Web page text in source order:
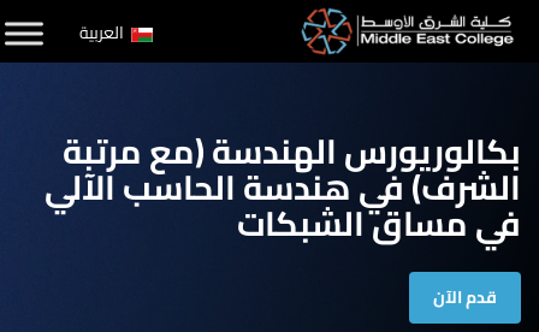
التخطي
العربية
بكالوريورس الهندسة (مع مرتبة
الشرف) في هندسة الحاسب الآلي
في مساق الشبكات
قدم الآن